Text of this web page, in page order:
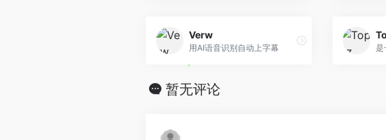
Verw
用AI语音识别自动上字幕
暂无评论